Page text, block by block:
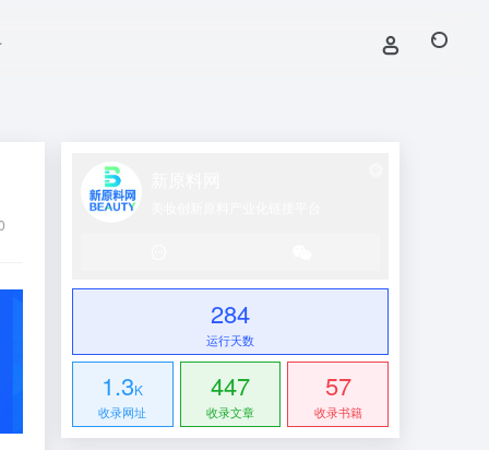
284
运行天数
1.3K
收录网址
447
收录文章
57
收录书籍